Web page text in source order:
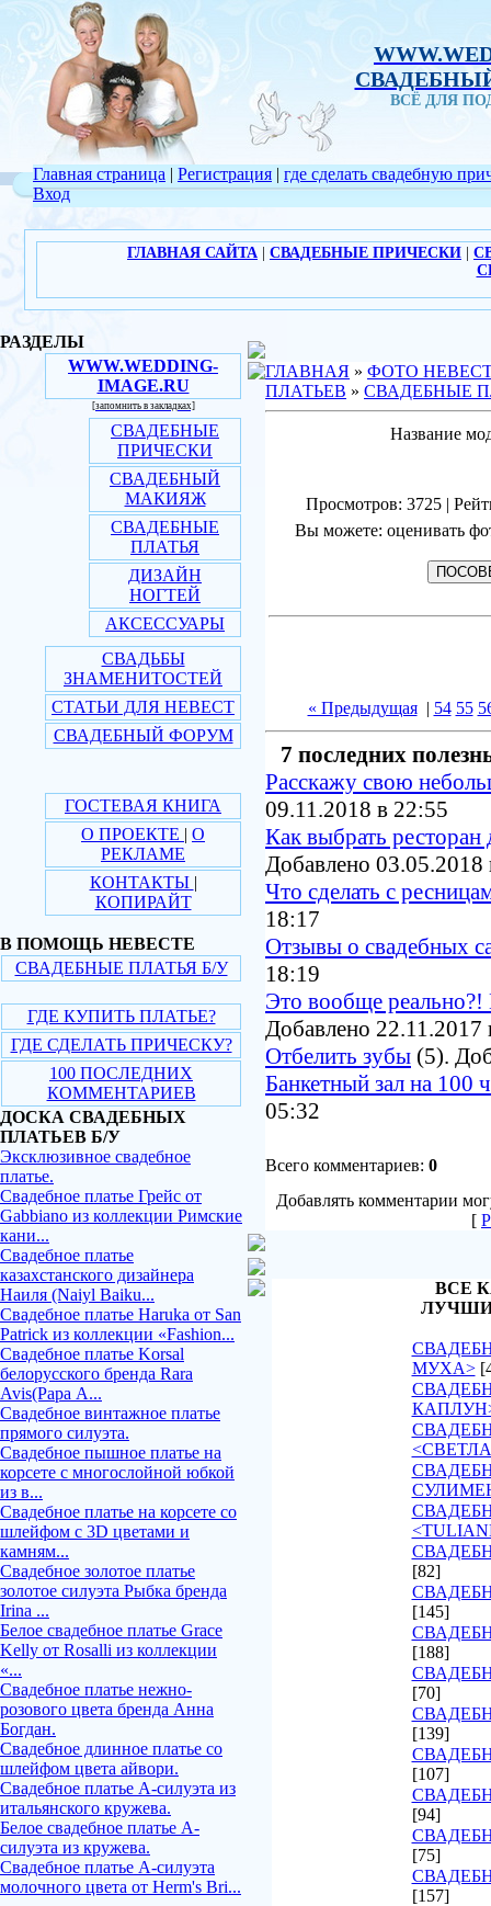
ВСЁ ДЛЯ
Главная страница | Регистрация |
Вход
где сделать свадебную
ГЛАВНАЯ САЙТА СВАДЕБНЫЕ ПРИЧЕСКИ
РАЗДЕЛЫ
WWW.WEDDING-
IMAGE.RU
[запомнить в закладках]
СВАДЕБНЫЕ
ПРИЧЕСКИ
СВАДЕБНЫЙ
МАКИЯЖ
СВАДЕБНЫЕ
ПЛАТЬЯ
ДИЗАЙН
НОГТЕЙ
АКСЕССУАРЫ
СВАДЬБЫ
ЗНАМЕНИТОСТЕЙ
СТАТЬИ ДЛЯ НЕВЕСТ
СВАДЕБНЫЙ ФОРУМ
ГОСТЕВАЯ КНИГА
О ПРОЕКТЕ | О
РЕКЛАМЕ
КОНТАКТЫ |
КОПИРАЙТ
В ПОМОЩЬ НЕВЕСТЕ
СВАДЕБНЫЕ ПЛАТЬЯ Б/У
ГДЕ КУПИТЬ ПЛАТЬЕ?
ГДЕ СДЕЛАТЬ ПРИЧЕСКУ?
100 ПОСЛЕДНИХ
КОММЕНТАРИЕВ
ДОСКА СВАДЕБНЫХ
ПЛАТЬЕВ Б/У
Эксклюзивное свадебное
платье.
Свадебное платье Грейс от
Gabbiano из коллекции Римские
кани...
Свадебное платье
казахстанского дизайнера
Наиля (Naiyl Baiku...
Свадебное платье Haruka от San
Patrick из коллекции «Fashion...
Свадебное платье Korsal
белорусского бренда Rara
Avis(Рара А...
Свадебное винтажное платье
прямого силуэта.
Свадебное пышное платье на
корсете с многослойной юбкой
из в...
Свадебное платье на корсете со
шлейфом с 3D цветами и
камням...
Свадебное золотое платье
золотое силуэта Рыбка бренда
Irina ...
Белое свадебное платье Grace
Kelly от Rosalli из коллекции
«...
Свадебное платье нежно-
розового цвета бренда Анна
Богдан.
Свадебное длинное платье со
шлейфом цвета айвори.
Свадебное платье А-силуэта из
итальянского кружева.
Белое свадебное платье А-
силуэта из кружева.
Свадебное платье А-силуэта
молочного цвета от Herm's Bri...
ГЛАВНАЯ » ФОТО
ПЛАТЬЕВ » СВАДЕБНЫЕ
Название
Просмотров: 3725 |
Вы можете: оценивать
« Предыдущая| 54 55
7 последних
Расскажу свою
09.11.2018 в 22:55
Как выбрать
Добавлено 03.05.2018
Что сделать с
18:17
Отзывы о свадебных
18:19
Это вообще реально?!
Добавлено 22.11.2017
Отбелить зубы (5).
Банкетный зал на 100
05:32
Всего комментариев: 0
Добавлять комментарии
[
ВСЕ
МУХА>
[82]
[145]
[188]
[70]
[139]
[107]
[94]
[75]
[157]